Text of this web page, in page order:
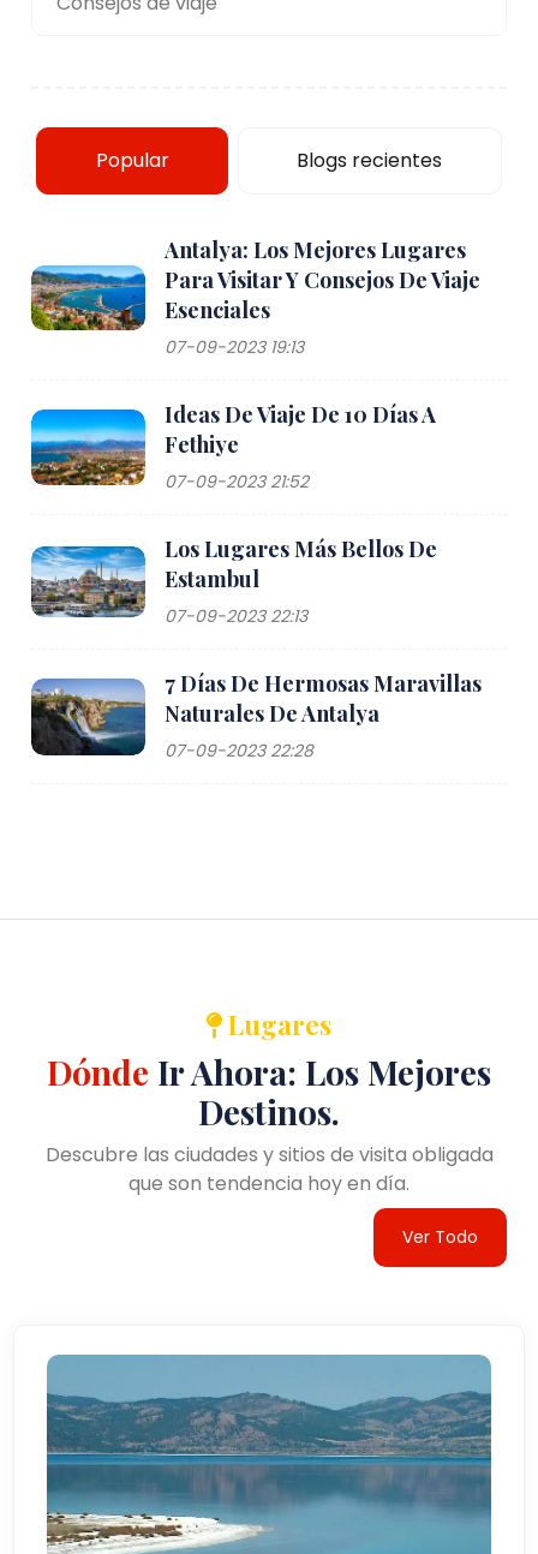
Popular Blogs recientes
Antalya: Los Mejores Lugares
Para Visitar Y Consejos De Viaje
Esenciales
07-09-2023 19:13
Ideas De Viaje De 10 Días A
Fethiye
07-09-2023 21:52
Los Lugares Más Bellos De
Estambul
07-09-2023 22:13
7 Días De Hermosas Maravillas
Naturales De Antalya
07-09-2023 22:28
Lugares
Dónde Ir Ahora: Los Mejores
Destinos.
Descubre las ciudades y sitios de visita obligada
que son tendencia hoy en día.
Ver Todo